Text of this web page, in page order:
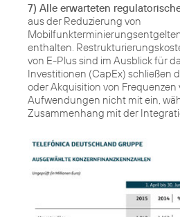
7) Alle erwarteten
aus der Reduzierung von
enthalten.
von E-Plus sind im Ausblick für
Investitionen (CapEx) schließen
oder Akquisition von
Aufwendungen nicht mit ein,
Zusammenhang mit der